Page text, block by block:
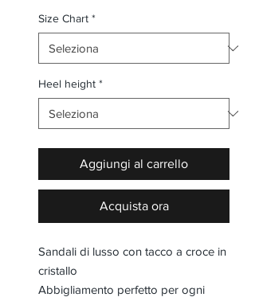
Size Chart *
Heel height *
Aggiungi al carrello
Acquista ora
Sandali di lusso con tacco a croce in
cristallo
Abbigliamento perfetto per ogni